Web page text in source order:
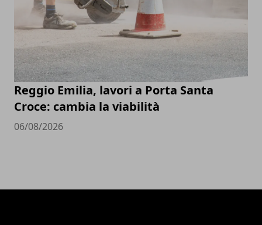
Reggio Emilia, lavori a Porta Santa
Croce: cambia la viabilità
06/08/2026